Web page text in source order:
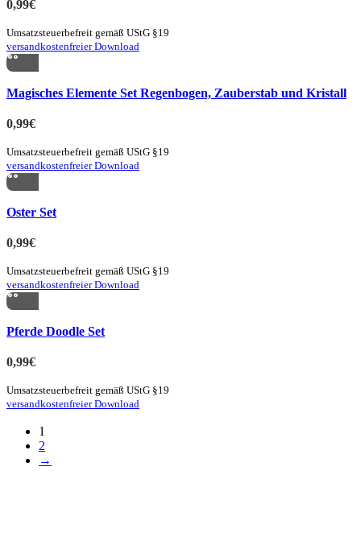
0,99€
Umsatzsteuerbefreit gemäß UStG §19
versandkostenfreier Download
zur Merkliste hinzufügen
Magisches Elemente Set Regenbogen, Zauberstab und Kristall
0,99€
Umsatzsteuerbefreit gemäß UStG §19
versandkostenfreier Download
zur Merkliste hinzufügen
Oster Set
0,99€
Umsatzsteuerbefreit gemäß UStG §19
versandkostenfreier Download
zur Merkliste hinzufügen
Pferde Doodle Set
0,99€
Umsatzsteuerbefreit gemäß UStG §19
versandkostenfreier Download
1
2
→